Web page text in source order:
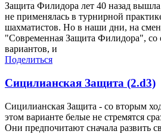
Защита Филидора лет 40 назад
не применялась в турнирной
шахматистов. Но в наши дни, на
"Современная Защита Филидора", со
вариантов, и
Поделиться
Сицилианская Защита (2.d3)
Сицилианская Защита - со вторым
этом варианте белые не стремятся
Они предпочитают сначала развить